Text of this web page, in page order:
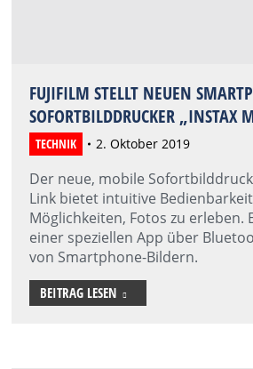
FUJIFILM STELLT NEUEN
SOFORTBILDDRUCKER
TECHNIK 2. Oktober 2019
Der neue, mobile
Link bietet intuitive
Möglichkeiten, Fotos zu erleben.
einer speziellen App über
von Smartphone-Bildern.
BEITRAG LESEN